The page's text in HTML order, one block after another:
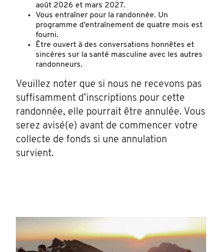
août 2026 et mars 2027.
Vous entraîner pour la randonnée. Un
programme d'entraînement de quatre mois est
fourni.
Être ouvert à des conversations honnêtes et
sincères sur la santé masculine avec les autres
randonneurs.
Veuillez noter que si nous ne recevons pas
suffisamment d’inscriptions pour cette
randonnée, elle pourrait être annulée. Vous
serez avisé(e) avant de commencer votre
collecte de fonds si une annulation
survient.